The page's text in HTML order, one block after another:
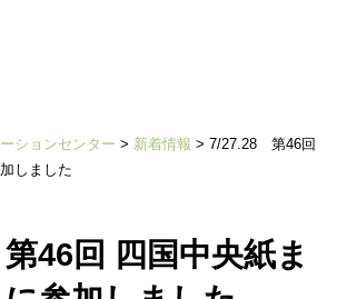
ションセンター > 新着情報 > 7/27.28 第46回
しました
46回 四国中央紙ま